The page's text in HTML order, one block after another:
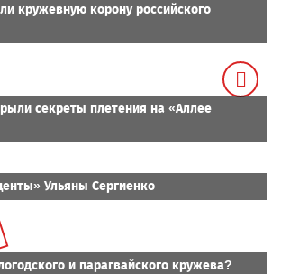
кружевную корону российского
секреты плетения на «Аллее
Ульяны Сергиенко
и парагвайского кружева?